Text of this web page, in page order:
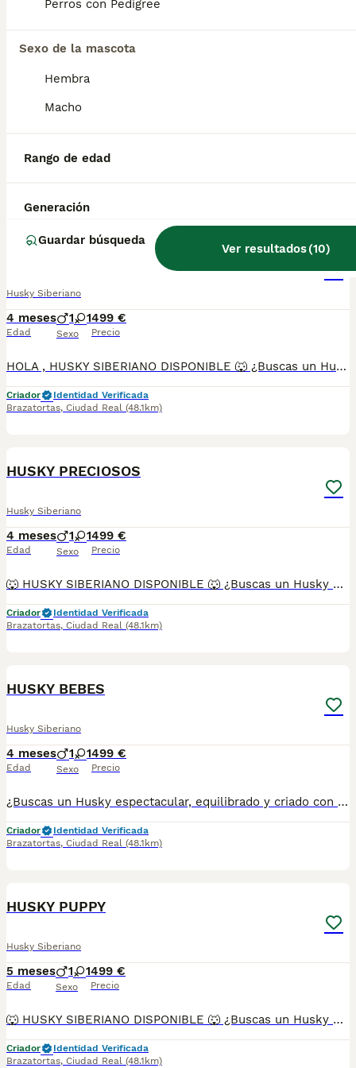
Perros con Pedigree
Sexo de la mascota
Hembra
Macho
Rango de edad
Generación
Guardar búsqueda
Ver resultados(10)
Husky Siberiano
5 meses 1
HUSKY CACHORROS TODA ESPAÑA
Husky Siberiano
4 meses
Edad
1 1
Sexo
499 €
Precio
HOLA , HUSKY SIBERIANO DISPONIBLE 🐺 ¿Buscas un Husky espectacular, equilibrado y criado con todas las garantías? Disponemos de preciosos cachorros Husky Siberiano criados en un entorno familiar, con máxima atención a su salud, socialización y bienestar. ✅ Entrega en toda España ✅ Pago contra reembolso ✅ Microchip implantado ✅ Cartilla sanitaria oficial ✅ Vacunaciones al día según edad ✅ Desparasitaciones internas y externas ✅ Cachorros completamente socializados ✅ Acostumbrados al contacto diario con personas ✅ Iniciados en hábitos de higiene ✅ Padres sanos, equilibrados y de excelente carácter Nuestros cachorros destacan por su belleza, carácter noble y excelente adaptación a la vida familiar. 📞 Información y reservas: 622 680 372 Atención personalizada antes, durante y después de la entrega. ¡Consúltanos!
Criador
Identidad Verificada
Brazatortas, Ciudad Real (48.1km)
HUSKY PRECIOSOS
Husky Siberiano
4 meses
Edad
1 1
Sexo
499 €
Precio
🐺 HUSKY SIBERIANO DISPONIBLE 🐺 ¿Buscas un Husky espectacular, equilibrado y criado con todas las garantías? Disponemos de preciosos cachorros Husky Siberiano criados en un entorno familiar, con máxima atención a su salud, socialización y bienestar. ✅ Entrega en toda España ✅ Pago contra reembolso ✅ Microchip implantado ✅ Cartilla sanitaria oficial ✅ Vacunaciones al día según edad ✅ Desparasitaciones internas y externas ✅ Cachorros completamente socializados ✅ Acostumbrados al contacto diario con personas ✅ Iniciados en hábitos de higiene Nuestros cachorros destacan por su belleza, carácter noble y excelente adaptación a la vida familiar. 📞 Información y reservas: 622 680 372 Atención personalizada antes, durante y después de la entrega. ¡Consúltanos sin compromiso!
Criador
Identidad Verificada
Brazatortas, Ciudad Real (48.1km)
HUSKY BEBES
Husky Siberiano
4 meses
Edad
1 1
Sexo
499 €
Precio
¿Buscas un Husky espectacular, equilibrado y criado con todas las garantías? Disponemos de preciosos cachorros Husky Siberiano criados en un entorno familiar, con máxima atención a su salud, socialización y bienestar. ✅ Entrega en toda España ✅ Pago contra reembolso ✅ Microchip implantado ✅ Cartilla sanitaria oficial ✅ Vacunaciones al día según edad ✅ Desparasitaciones internas y externas ✅ Cachorros completamente socializados ✅ Acostumbrados al contacto diario con personas ✅ Iniciados en hábitos de higiene ✅ Padres sanos, equilibrados y de excelente carácter Nuestros cachorros destacan por su belleza, carácter noble y excelente adaptación a la vida familiar. 📞 Información y reservas: 622 680 372 Atención personalizada antes, durante y después de la entrega.
Criador
Identidad Verificada
Brazatortas, Ciudad Real (48.1km)
HUSKY PUPPY
Husky Siberiano
5 meses
Edad
1 1
Sexo
499 €
Precio
🐺 HUSKY SIBERIANO DISPONIBLE 🐺 ¿Buscas un Husky espectacular, equilibrado y criado con todas las garantías? Disponemos de preciosos cachorros Husky Siberiano criados en un entorno familiar, con máxima atención a su salud, socialización y bienestar. ✅ Entrega en toda España ✅ Pago contra reembolso ✅ Microchip implantado ✅ Cartilla sanitaria oficial ✅ Vacunaciones al día según edad ✅ Desparasitaciones internas y externas ✅ Cachorros completamente socializados ✅ Acostumbrados al contacto diario con personas ✅ Iniciados en hábitos de higiene ✅ Padres sanos, equilibrados y de excelente carácter Nuestros cachorros destacan por su belleza, carácter noble y excelente adaptación a la vida familiar. 📞 Información y reservas: 622 680 372 Atención personalizada antes, durante y después de la entrega.
Criador
Identidad Verificada
Brazatortas, Ciudad Real (48.1km)